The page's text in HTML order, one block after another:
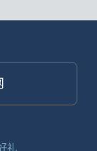
礼